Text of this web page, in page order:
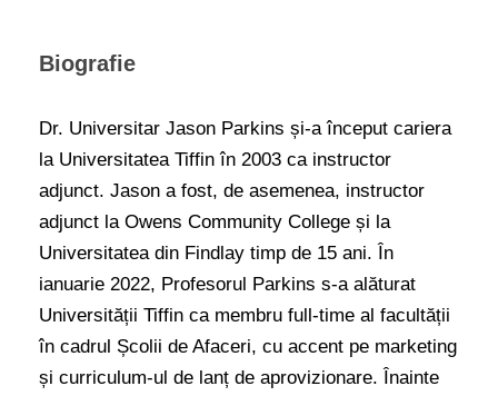
Biografie
Dr. Universitar Jason Parkins și-a început cariera
la Universitatea Tiffin în 2003 ca instructor
adjunct. Jason a fost, de asemenea, instructor
adjunct la Owens Community College și la
Universitatea din Findlay timp de 15 ani. În
ianuarie 2022, Profesorul Parkins s-a alăturat
Universității Tiffin ca membru full-time al facultății
în cadrul Școlii de Afaceri, cu accent pe marketing
și curriculum-ul de lanț de aprovizionare. Înainte